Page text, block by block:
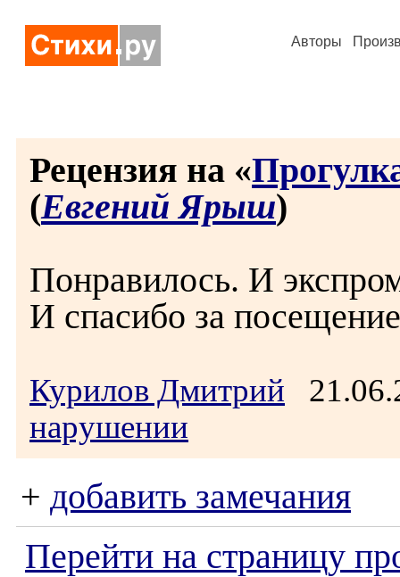
Авторы
Рецензия на «
(Евгений Ярыш)
Понравилось. И
И спасибо за
Курилов Дмитрий
нарушении
+ добавить замечания
Перейти на страницу